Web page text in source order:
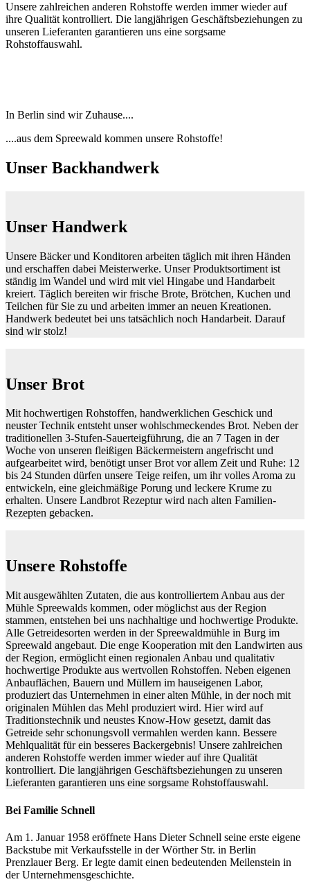
Unsere zahlreichen anderen Rohstoffe werden immer wieder auf
ihre Qualität kontrolliert. Die langjährigen Geschäftsbeziehungen zu
unseren Lieferanten garantieren uns eine sorgsame
Rohstoffauswahl.
In Berlin sind wir Zuhause....
....aus dem Spreewald kommen unsere Rohstoffe!
Unser Backhandwerk
Unser Handwerk
Unsere Bäcker und Konditoren arbeiten täglich mit ihren Händen
und erschaffen dabei Meisterwerke. Unser Produktsortiment ist
ständig im Wandel und wird mit viel Hingabe und Handarbeit
kreiert. Täglich bereiten wir frische Brote, Brötchen, Kuchen und
Teilchen für Sie zu und arbeiten immer an neuen Kreationen.
Handwerk bedeutet bei uns tatsächlich noch Handarbeit. Darauf
sind wir stolz!
Unser Brot
Mit hochwertigen Rohstoffen, handwerklichen Geschick und
neuster Technik entsteht unser wohlschmeckendes Brot. Neben der
traditionellen 3-Stufen-Sauerteigführung, die an 7 Tagen in der
Woche von unseren fleißigen Bäckermeistern angefrischt und
aufgearbeitet wird, benötigt unser Brot vor allem Zeit und Ruhe: 12
bis 24 Stunden dürfen unsere Teige reifen, um ihr volles Aroma zu
entwickeln, eine gleichmäßige Porung und leckere Krume zu
erhalten. Unsere Landbrot Rezeptur wird nach alten Familien-
Rezepten gebacken.
Unsere Rohstoffe
Mit ausgewählten Zutaten, die aus kontrolliertem Anbau aus der
Mühle Spreewalds kommen, oder möglichst aus der Region
stammen, entstehen bei uns nachhaltige und hochwertige Produkte.
Alle Getreidesorten werden in der Spreewaldmühle in Burg im
Spreewald angebaut. Die enge Kooperation mit den Landwirten aus
der Region, ermöglicht einen regionalen Anbau und qualitativ
hochwertige Produkte aus wertvollen Rohstoffen. Neben eigenen
Anbauflächen, Bauern und Müllern im hauseigenen Labor,
produziert das Unternehmen in einer alten Mühle, in der noch mit
originalen Mühlen das Mehl produziert wird. Hier wird auf
Traditionstechnik und neustes Know-How gesetzt, damit das
Getreide sehr schonungsvoll vermahlen werden kann. Bessere
Mehlqualität für ein besseres Backergebnis! Unsere zahlreichen
anderen Rohstoffe werden immer wieder auf ihre Qualität
kontrolliert. Die langjährigen Geschäftsbeziehungen zu unseren
Lieferanten garantieren uns eine sorgsame Rohstoffauswahl.
Bei Familie Schnell
Am 1. Januar 1958 eröffnete Hans Dieter Schnell seine erste eigene
Backstube mit Verkaufsstelle in der Wörther Str. in Berlin
Prenzlauer Berg. Er legte damit einen bedeutenden Meilenstein in
der Unternehmensgeschichte.